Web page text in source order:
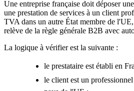
Une entreprise française doit déposer
une prestation de services à un client
TVA dans un autre État membre de
relève de la règle générale B2B avec
La logique à vérifier est la suivante :
le prestataire est établi en
le client est un